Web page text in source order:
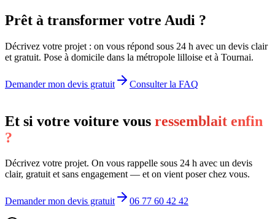
Prêt à transformer votre Audi ?
Décrivez votre projet : on vous répond sous 24 h avec un devis clair
et gratuit. Pose à domicile dans la métropole lilloise et à Tournai.
Demander mon devis gratuit Consulter la FAQ
Et si votre voiture vous ressemblait enfin
?
Décrivez votre projet. On vous rappelle sous 24 h avec un devis
clair, gratuit et sans engagement — et on vient poser chez vous.
Demander mon devis gratuit 06 77 60 42 42